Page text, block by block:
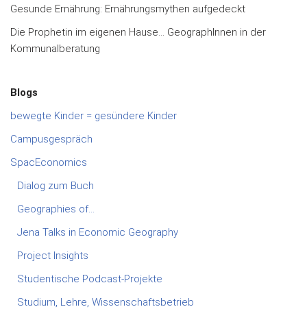
Gesunde Ernährung: Ernährungsmythen aufgedeckt
Die Prophetin im eigenen Hause… GeographInnen in der
Kommunalberatung
Blogs
bewegte Kinder = gesündere Kinder
Campusgespräch
SpacEconomics
Dialog zum Buch
Geographies of…
Jena Talks in Economic Geography
Project Insights
Studentische Podcast-Projekte
Studium, Lehre, Wissenschaftsbetrieb